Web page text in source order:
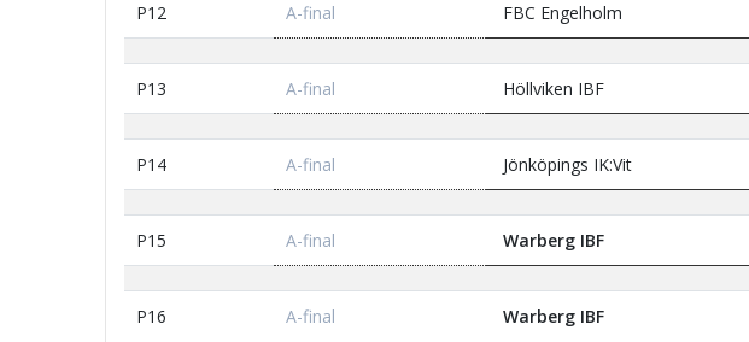
P12 A-final FBC Engelholm
P13 A-final Höllviken IBF
P14 A-final Jönköpings IK:Vit
P15 A-final Warberg IBF
P16 A-final Warberg IBF